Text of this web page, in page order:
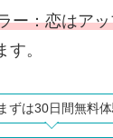
ー：恋はア
す。
ずは30日間無料